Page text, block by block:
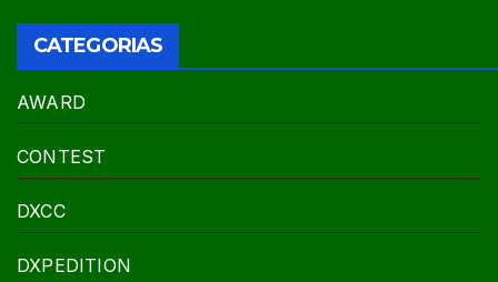
CATEGORIAS
AWARD
CONTEST
DXCC
DXPEDITION